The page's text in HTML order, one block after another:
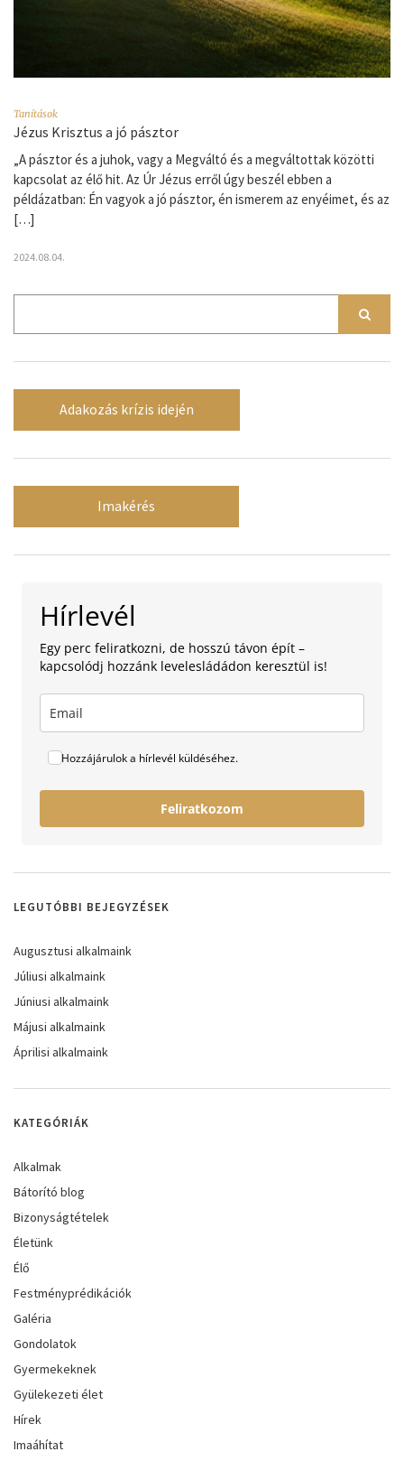
Tanítások
Jézus Krisztus a jó pásztor
„A pásztor és a juhok, vagy a Megváltó és a megváltottak közötti
kapcsolat az élő hit. Az Úr Jézus erről úgy beszél ebben a
példázatban: Én vagyok a jó pásztor, én ismerem az enyéimet, és az
[…]
2024.08.04.
Adakozás krízis idején
Imakérés
Hírlevél
Egy perc feliratkozni, de hosszú távon épít –
kapcsolódj hozzánk levelesládádon keresztül is!
Hozzájárulok a hírlevél küldéséhez.
Feliratkozom
LEGUTÓBBI BEJEGYZÉSEK
Augusztusi alkalmaink
Júliusi alkalmaink
Júniusi alkalmaink
Májusi alkalmaink
Áprilisi alkalmaink
KATEGÓRIÁK
Alkalmak
Bátorító blog
Bizonyságtételek
Életünk
Élő
Festményprédikációk
Galéria
Gondolatok
Gyermekeknek
Gyülekezeti élet
Hírek
Imaáhítat